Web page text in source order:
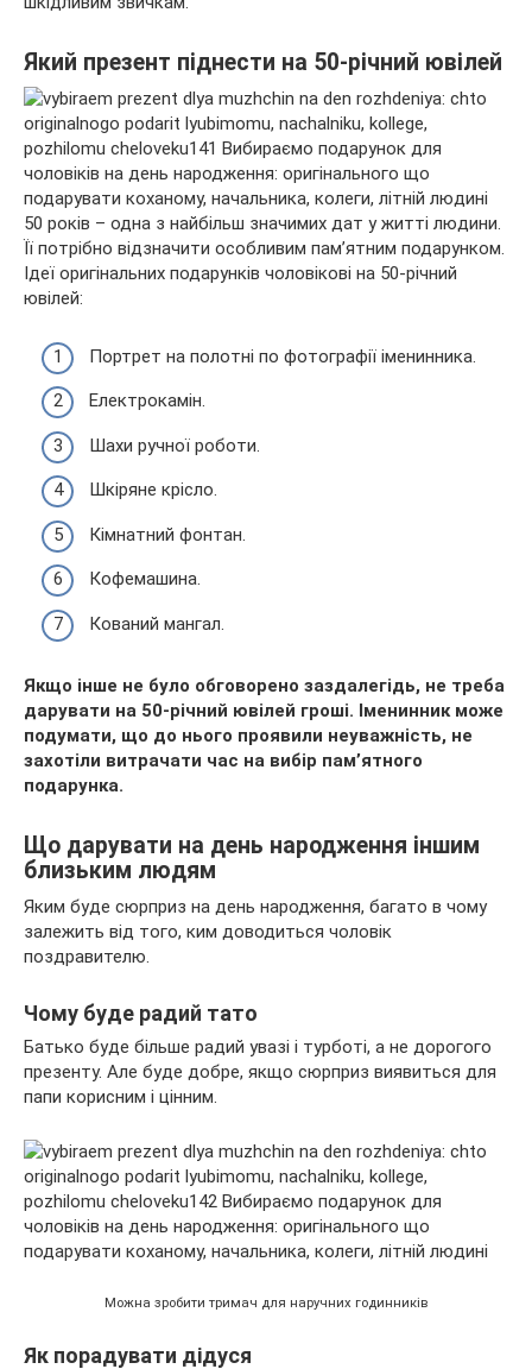
Який презент піднести на 50-річний ювілей
50 років – одна з найбільш значимих дат у житті людини.
Її потрібно відзначити особливим пам’ятним подарунком.
Ідеї оригінальних подарунків чоловікові на 50-річний
ювілей:
Портрет на полотні по фотографії іменинника.
Електрокамін.
Шахи ручної роботи.
Шкіряне крісло.
Кімнатний фонтан.
Кофемашина.
Кований мангал.
Якщо інше не було обговорено заздалегідь, не треба
дарувати на 50-річний ювілей гроші. Іменинник може
подумати, що до нього проявили неуважність, не
захотіли витрачати час на вибір пам’ятного
подарунка.
Що дарувати на день народження іншим
близьким людям
Яким буде сюрприз на день народження, багато в чому
залежить від того, ким доводиться чоловік
поздравителю.
Чому буде радий тато
Батько буде більше радий увазі і турботі, а не дорогого
презенту. Але буде добре, якщо сюрприз виявиться для
папи корисним і цінним.
Можна зробити тримач для наручних годинників
Як порадувати дідуся